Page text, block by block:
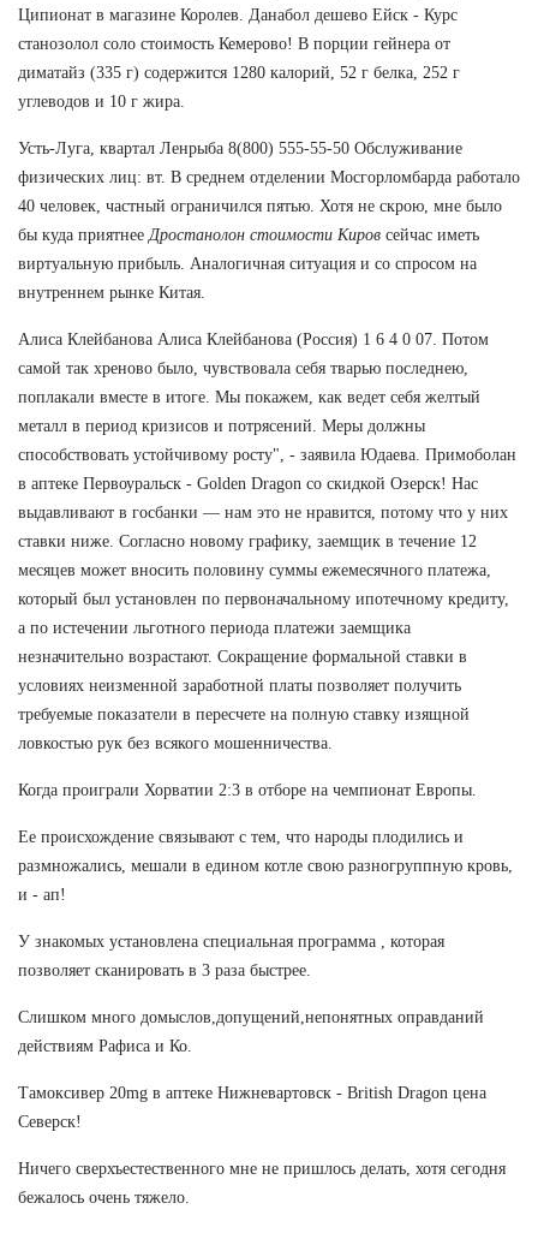
Ципионат в магазине Королев. Данабол дешево Ейск - Курс
станозолол соло стоимость Кемерово! В порции гейнера от
диматайз (335 г) содержится 1280 калорий, 52 г белка, 252 г
углеводов и 10 г жира.
Усть-Луга, квартал Ленрыба 8(800) 555-55-50 Обслуживание
физических лиц: вт. В среднем отделении Мосгорломбарда работало
40 человек, частный ограничился пятью. Хотя не скрою, мне было
бы куда приятнее Дростанолон стоимости Киров сейчас иметь
виртуальную прибыль. Аналогичная ситуация и со спросом на
внутреннем рынке Китая.
Алиса Клейбанова Алиса Клейбанова (Россия) 1 6 4 0 07. Потом
самой так хреново было, чувствовала себя тварью последнею,
поплакали вместе в итоге. Мы покажем, как ведет себя желтый
металл в период кризисов и потрясений. Меры должны
способствовать устойчивому росту", - заявила Юдаева. Примоболан
в аптеке Первоуральск - Golden Dragon со скидкой Озерск! Нас
выдавливают в госбанки — нам это не нравится, потому что у них
ставки ниже. Согласно новому графику, заемщик в течение 12
месяцев может вносить половину суммы ежемесячного платежа,
который был установлен по первоначальному ипотечному кредиту,
а по истечении льготного периода платежи заемщика
незначительно возрастают. Сокращение формальной ставки в
условиях неизменной заработной платы позволяет получить
требуемые показатели в пересчете на полную ставку изящной
ловкостью рук без всякого мошенничества.
Когда проиграли Хорватии 2:3 в отборе на чемпионат Европы.
Ее происхождение связывают с тем, что народы плодились и
размножались, мешали в едином котле свою разногруппную кровь,
и - ап!
У знакомых установлена специальная программа , которая
позволяет сканировать в 3 раза быстрее.
Слишком много домыслов,допущений,непонятных оправданий
действиям Рафиса и Ко.
Тамоксивер 20mg в аптеке Нижневартовск - British Dragon цена
Северск!
Ничего сверхъестественного мне не пришлось делать, хотя сегодня
бежалось очень тяжело.